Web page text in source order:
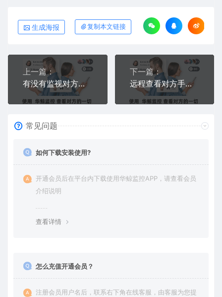
生成海报 复制本文链接
上一篇：
有没有监视对方手机的软件？华鲸实时监视，屏幕+微信+定位全掌握
下一篇：
远程查看对方手机已删除的微信聊天记录？恢复已删除消息不被发现的方法
常见问题
如何下载安装使用?
开通会员后在平台内下载使用华鲸监控APP，请查看会员
介绍说明
查看详情
怎么充值开通会员？
注册会员用户名后，联系右下角在线客服，由客服为您提